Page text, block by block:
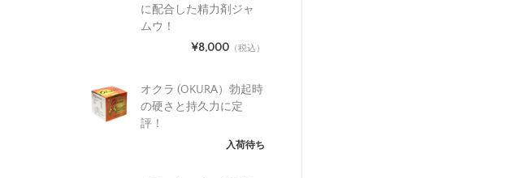
に配合した精力剤ジャ
ムウ！
¥8,000 （税込）
オクラ (OKURA）勃起時
の硬さと持久力に定
評！
入荷待ち